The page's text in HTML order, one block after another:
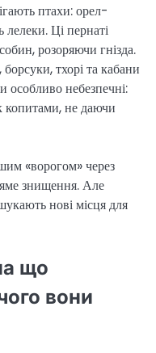
птахи: орел-
лелеки. Ці пернаті
розоряючи гнізда.
тхорі та кабани
особливо небезпечні:
копитами, не даючи
«ворогом» через
знищення. Але
нові місця для
що
вони